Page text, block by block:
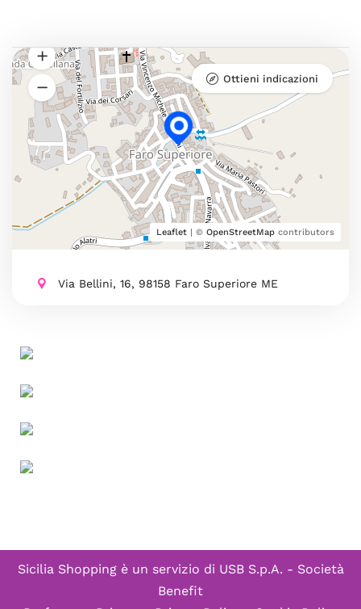
Leaflet | © OpenStreetMap contributors
Ottieni indicazioni
Via Bellini, 16, 98158 Faro Superiore ME
Sicilia Shopping è un servizio di USB S.p.A. - Società
Benefit